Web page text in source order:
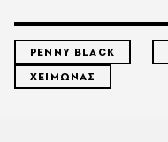
PENNY BLACK
ΧΕΙΜΩΝΑΣ